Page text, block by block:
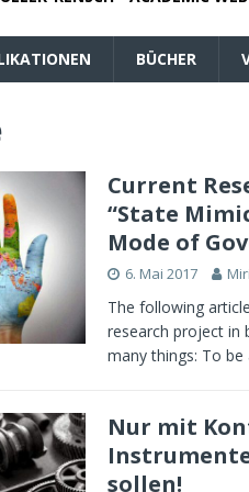
BÜCHER
Current
“State
Mode of
6. Mai 2017
The following
research project in
many things: To be
Nur mit
sollen!